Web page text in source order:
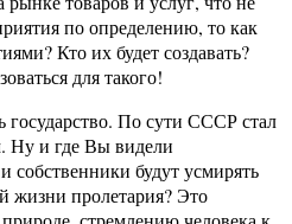
по определению, то как
Кто их будет создавать?
для такого!
государство. По сути СССР стал
Ну и где Вы видели
собственники будут усмирять
жизни пролетария? Это